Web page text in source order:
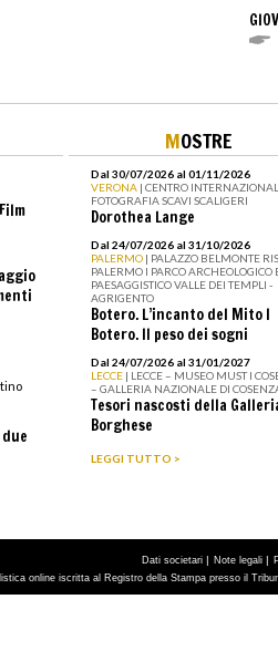
MOSTRE
Dal 30/07/2026 al 01/11/2026
VERONA | CENTRO
FOTOGRAFIA SCAVI SCALIGERI
Dorothea Lange
Dal 24/07/2026 al 31/10/2026
PALERMO | PALAZZO BELMONTE
PALERMO I PARCO ARCHEOLOGICO
PAESAGGISTICO VALLE DEI TEMPLI -
AGRIGENTO
Botero. L’incanto del Mito I
Botero. Il peso dei sogni
Dal 24/07/2026 al 31/01/2027
LECCE | LECCE – MUSEO MUST I
– GALLERIA NAZIONALE DI
Tesori nascosti della
Borghese
LEGGI TUTTO >
Dati societari | Note legali |
online iscritta al Registro della Stampa presso il